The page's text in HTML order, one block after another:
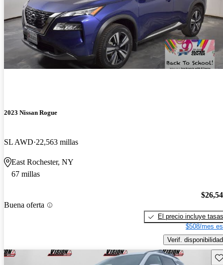
2023 Nissan Rogue
SL AWD 22,563 millas
East Rochester, NY
67 millas
Buena oferta
El precio incluye tasas
$508/mes
Verif. disponibilidad